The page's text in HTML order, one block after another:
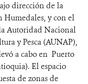
dirección de la
Humedales, y con el
Autoridad Nacional
y Pesca (AUNAP),
a cabo en Puerto
El espacio
de zonas de